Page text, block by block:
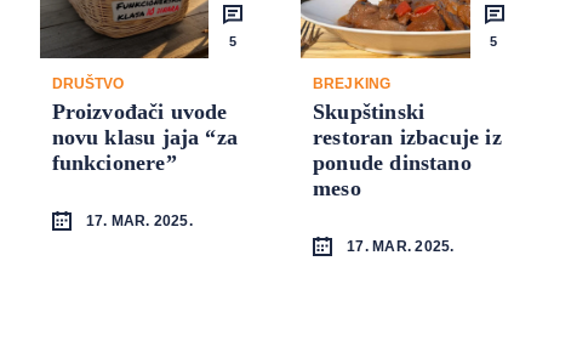
5
DRUŠTVO
Proizvođači uvode
novu klasu jaja “za
funkcionere”
17. MAR. 2025.
5
BREJKING
Skupštinski
restoran izbacuje iz
ponude dinstano
meso
17. MAR. 2025.